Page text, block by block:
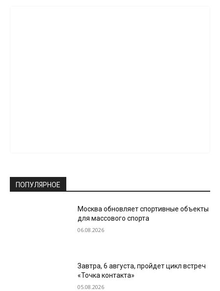
ПОПУЛЯРНОЕ
Москва обновляет спортивные объекты
для массового спорта
06.08.2026
Завтра, 6 августа, пройдет цикл встреч
«Точка контакта»
05.08.2026